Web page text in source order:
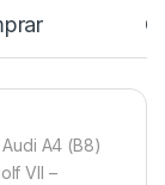
A4 (B8)
VII –